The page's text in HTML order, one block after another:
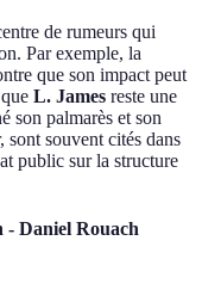
de rumeurs qui
Par exemple, la
que son impact peut
L. James reste une
son palmarès et son
sont souvent cités dans
public sur la structure
- Daniel Rouach